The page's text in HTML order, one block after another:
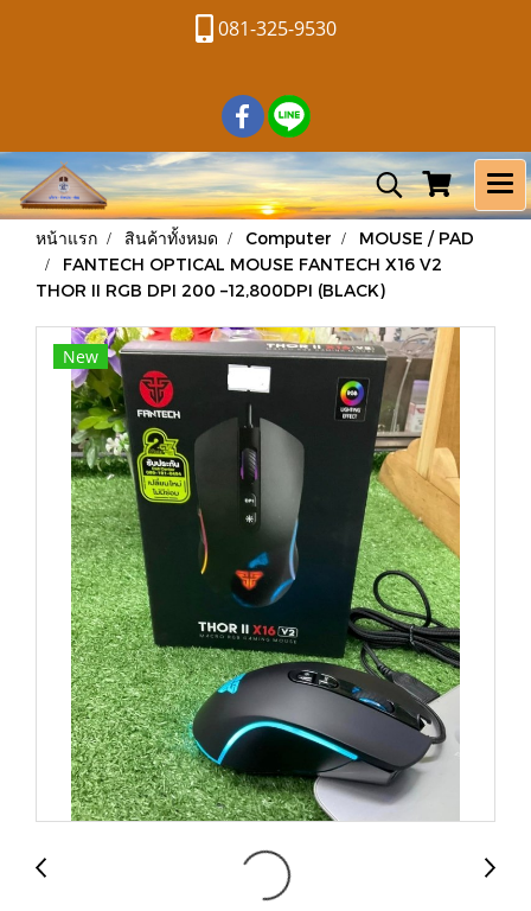
081-325-9530
หน้าแรก สินค้าทั้งหมด Computer
MOUSE / PAD
FANTECH OPTICAL MOUSE FANTECH X16 V2
THOR II RGB DPI 200 –12,800DPI (BLACK)
New